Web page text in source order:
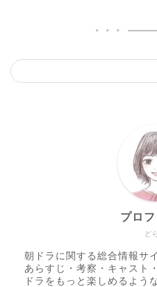
ど
プロ
朝ドラに関する総合情報サ
あらすじ・考察・キャスト
ドラをもっと楽しめるよう